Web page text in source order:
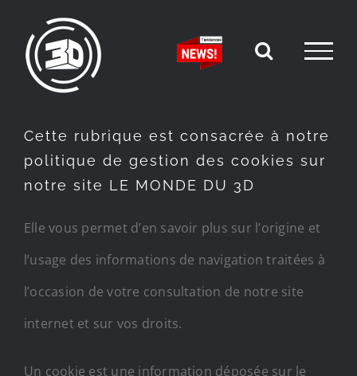
contenu
Cette rubrique est consacrée à notre
politique de gestion des cookies sur
notre site LE MONDE DU 3D
Elle vous permet d’en savoir plus sur l’origine et
l’usage des informations de navigation traitées à
l’occasion de votre consultation de notre site
internet et sur vos droits.
Un cookie est une information déposée sur le